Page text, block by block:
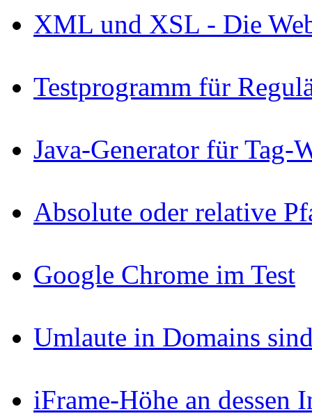
XML und XSL - Die
Testprogramm für
Java-Generator für Tag-
Absolute oder relative
Google Chrome im Test
Umlaute in Domains
iFrame-Höhe an dessen